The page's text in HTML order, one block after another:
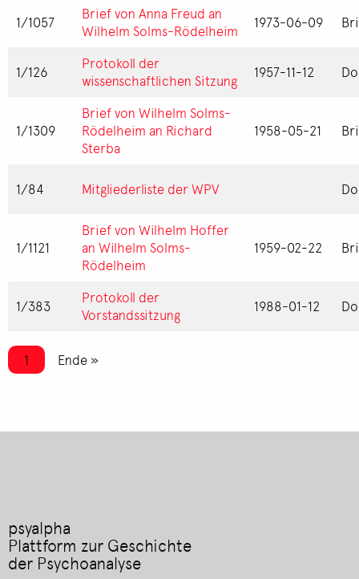
1/1057
Brief von Anna Freud an
Wilhelm Solms-Rödelheim
1973-06-09
1/126
Protokoll der
wissenschaftlichen Sitzung
1957-11-12
1/1309
Brief von Wilhelm Solms-
Rödelheim an Richard
Sterba
1958-05-21
1/84 Mitgliederliste der WPV
1/1121
Brief von Wilhelm Hoffer
an Wilhelm Solms-
Rödelheim
1959-02-22
1/383
Protokoll der
Vorstandssitzung
1988-01-12
Seitennummerierung
Aktuelle Seite
1 Letzte Seite
Ende »
psyalpha
Plattform zur Geschichte
der Psychoanalyse